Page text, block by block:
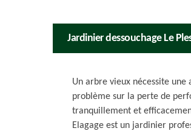
Jardinier dessouchage Le
Un arbre vieux nécessite
problème sur la perte de
tranquillement et
Elagage est un jardinier